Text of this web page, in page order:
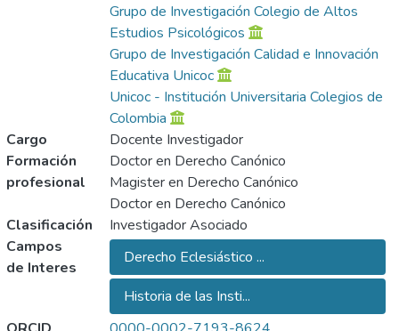
Grupo de Investigación Colegio de Altos
Estudios Psicológicos
Grupo de Investigación Calidad e Innovación
Educativa Unicoc
Unicoc - Institución Universitaria Colegios de
Colombia
Cargo
Docente Investigador
Formación
profesional
Doctor en Derecho Canónico
Magister en Derecho Canónico
Doctor en Derecho Canónico
Clasificación
Investigador Asociado
Campos
de Interes
Derecho Eclesiástico ...
Historia de las Insti...